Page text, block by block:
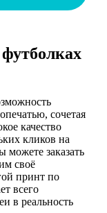
сочетая
качество
кликов на
заказать
своё
принт по
всего
в реальность